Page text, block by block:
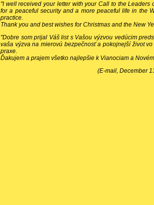
"I well received your letter with your Call to the
for a peaceful security and a more peaceful life in the
practice.
Thank you and best wishes for Christmas and the New
"Dobre som prijal Váš list s Vašou výzvou vedúcim
vaša výzva na mierovú bezpečnosť a pokojnejší život
praxe.
Ďakujem a prajem všetko najlepšie k Vianociam a
(E-mail, December